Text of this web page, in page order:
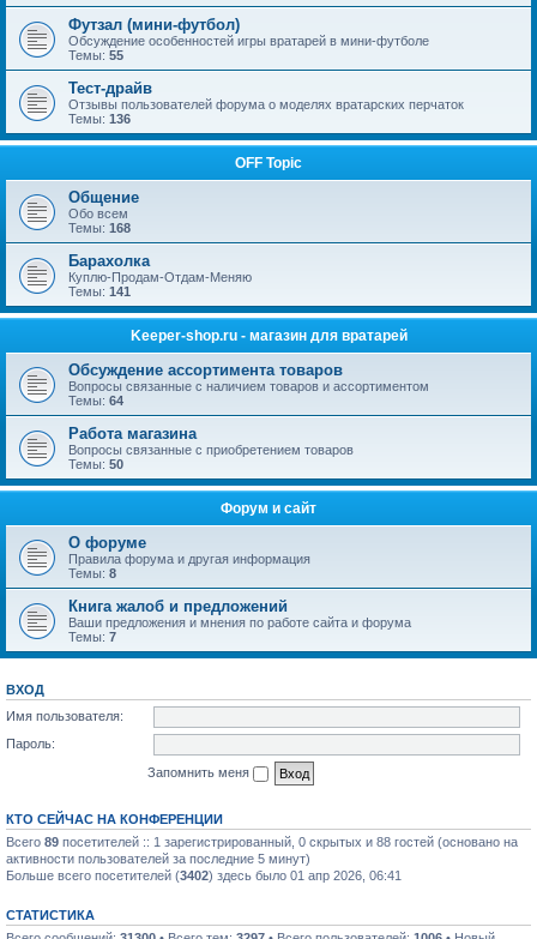
Футзал (мини-футбол)
Обсуждение особенностей игры вратарей в мини-футболе
Темы: 55
Тест-драйв
Отзывы пользователей форума о моделях вратарских перчаток
Темы: 136
OFF Topic
Общение
Обо всем
Темы: 168
Барахолка
Куплю-Продам-Отдам-Меняю
Темы: 141
Keeper-shop.ru - магазин для вратарей
Обсуждение ассортимента товаров
Вопросы связанные с наличием товаров и ассортиментом
Темы: 64
Работа магазина
Вопросы связанные с приобретением товаров
Темы: 50
Форум и сайт
О форуме
Правила форума и другая информация
Темы: 8
Книга жалоб и предложений
Ваши предложения и мнения по работе сайта и форума
Темы: 7
ВХОД
Имя пользователя:
Пароль:
Запомнить меня
КТО СЕЙЧАС НА КОНФЕРЕНЦИИ
Всего 89 посетителей :: 1 зарегистрированный, 0 скрытых и 88 гостей (основано на
активности пользователей за последние 5 минут)
Больше всего посетителей (3402) здесь было 01 апр 2026, 06:41
СТАТИСТИКА